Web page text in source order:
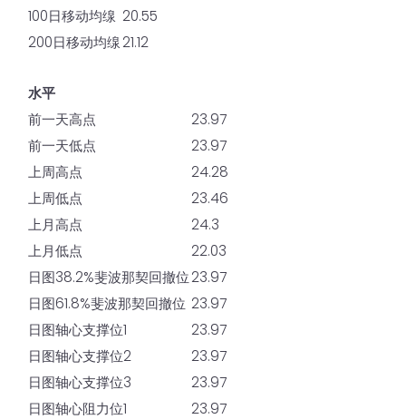
100日移动均缐 20.55
200日移动均缐21.12
水平
前一天高点
23.97
前一天低点
23.97
上周高点
24.28
上周低点
23.46
上月高点
24.3
上月低点
22.03
日图38.2%斐波那契回撤位23.97
日图61.8%斐波那契回撤位 23.97
日图轴心支撑位1
23.97
日图轴心支撑位2
23.97
日图轴心支撑位3
23.97
日图轴心阻力位1
23.97